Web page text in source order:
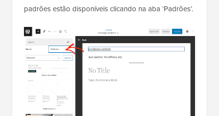
padrões estão disponíveis clicando na aba ‘Padrões’.